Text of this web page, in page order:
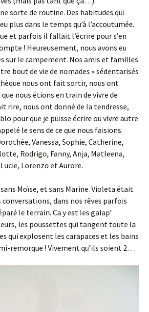
sorte de routine. Des habitudes qui
plus dans le temps qu’à l’accoutumée.
et parfois il fallait l’écrire pour s’en
! Heureusement, nous avons eu
sur le campement. Nos amis et familles
bout de vie de nomades « sédentarisés
nous ont fait sortir, nous ont
nous étions en train de vivre de
rire, nous ont donné de la tendresse,
pour que je puisse écrire ou vivre autre
le sens de ce que nous faisions.
Vanessa, Sophie, Catherine,
Rodrigo, Fanny, Anja, Matleena,
Lorenzo et Aurore.
Moïse, et sans Marine. Violeta était
dans nos rêves parfois
le terrain. Ca y est les galap’
les poussettes qui tangent toute la
qui explosent les carapaces et les bains
remorque ! Vivement qu’ils soient 2…